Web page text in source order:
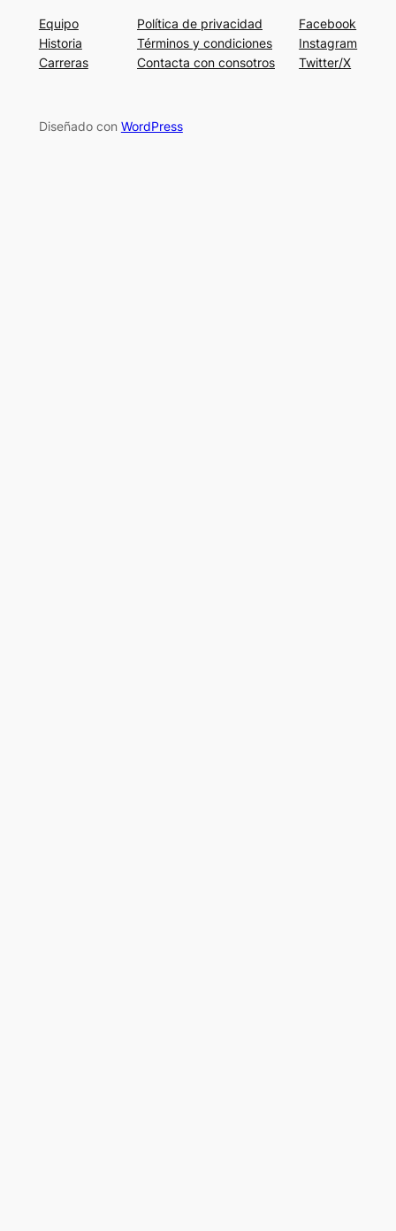
Equipo
Historia
Carreras
Política de privacidad
Términos y condiciones
Contacta con consotros
Facebook
Instagram
Twitter/X
Diseñado con WordPress